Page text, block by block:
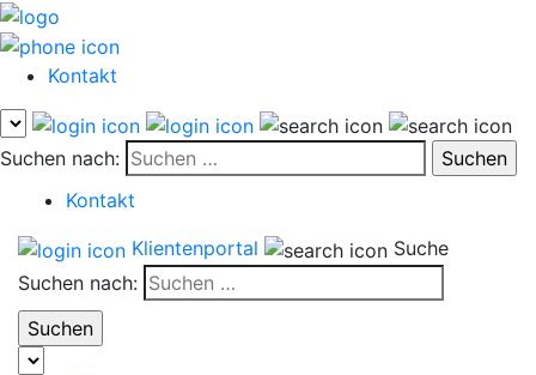
Kontakt
Suchen nach:
Kontakt
Klientenportal
Suche
Suchen nach: